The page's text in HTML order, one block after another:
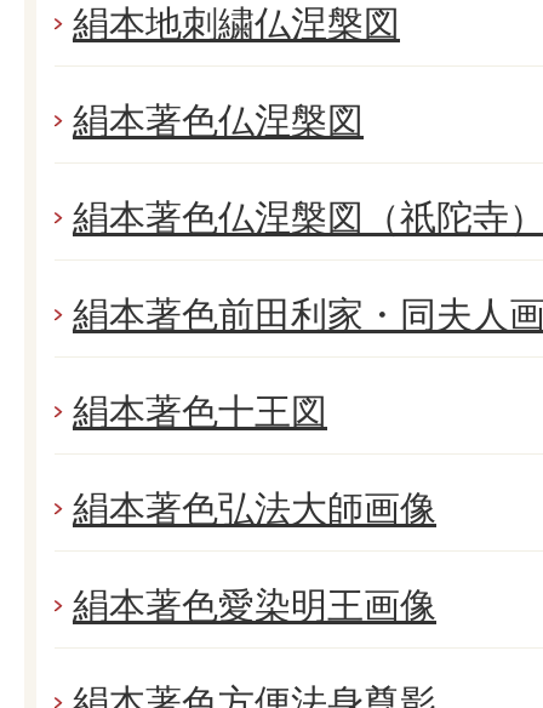
絹本地刺繍仏涅槃図
絹本著色仏涅槃図
絹本著色仏涅槃図（祇陀寺
絹本著色前田利家・同夫人
絹本著色十王図
絹本著色弘法大師画像
絹本著色愛染明王画像